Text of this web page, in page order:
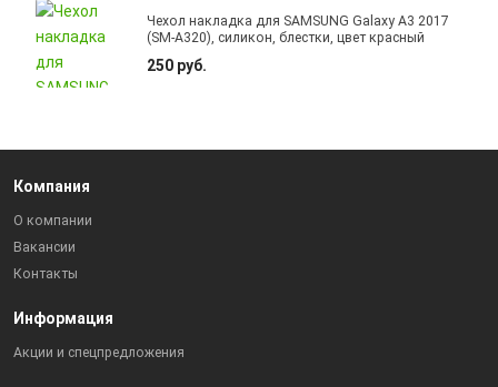
Чехол накладка для SAMSUNG Galaxy A3 2017
(SM-A320), силикон, блестки, цвет красный
250 руб.
Компания
О компании
Вакансии
Контакты
Информация
Акции и спецпредложения